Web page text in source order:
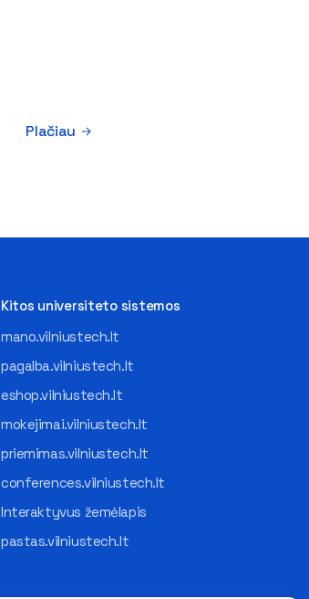
Plačiau
Kitos universiteto sistemos
mano.vilniustech.lt
pagalba.vilniustech.lt
eshop.vilniustech.lt
mokejimai.vilniustech.lt
priemimas.vilniustech.lt
conferences.vilniustech.lt
Interaktyvus žemėlapis
pastas.vilniustech.lt